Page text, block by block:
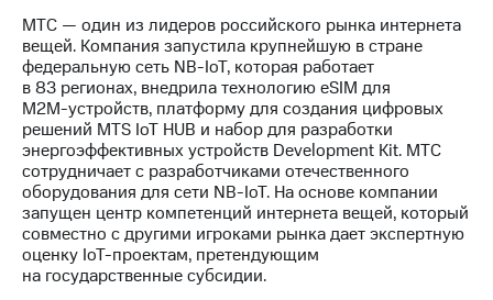
МТС — один из лидеров российского рынка интернета
вещей. Компания запустила крупнейшую в стране
федеральную сеть NB-IoT, которая работает
в 83 регионах, внедрила технологию eSIM для
М2М-устройств, платформу для создания цифровых
решений MTS IoT HUВ и набор для разработки
энергоэффективных устройств Development Kit. МТС
сотрудничает с разработчиками отечественного
оборудования для сети NB-IoT. На основе компании
запущен центр компетенций интернета вещей, который
совместно с другими игроками рынка дает экспертную
оценку IoT-проектам, претендующим
на государственные субсидии.